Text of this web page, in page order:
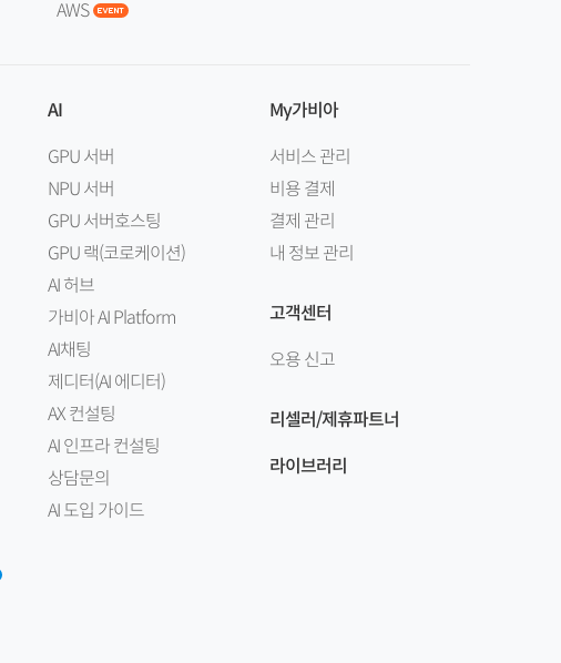
AWS
AI
GPU 서버
NPU 서버
GPU 서버호스팅
GPU 랙(코로케이션)
AI 허브
가비아 AI Platform
AI채팅
제디터(AI 에디터)
AX 컨설팅
AI 인프라 컨설팅
상담문의
AI 도입 가이드
My가비아
서비스 관리
비용 결제
결제 관리
내 정보 관리
고객센터
오용 신고
리셀러/제휴파트너
라이브러리